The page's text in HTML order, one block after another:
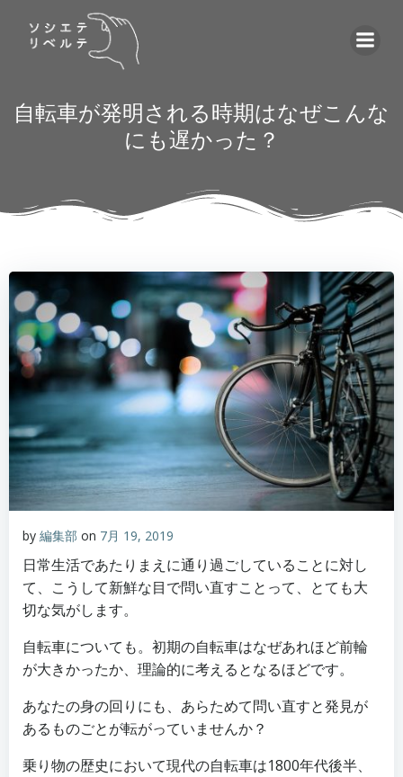
へ
ス
プ
自転車が発明される時期はなぜこんな
にも遅かった？
by 編集部 on 7月 19, 2019
日常生活であたりまえに通り過ごしていることに対し
て、こうして新鮮な目で問い直すことって、とても大
切な気がします。
自転車についても。初期の自転車はなぜあれほど前輪
が大きかったか、理論的に考えるとなるほどです。
あなたの身の回りにも、あらためて問い直すと発見が
あるものごとが転がっていませんか？
乗り物の歴史において現代の自転車は1800年代後半、